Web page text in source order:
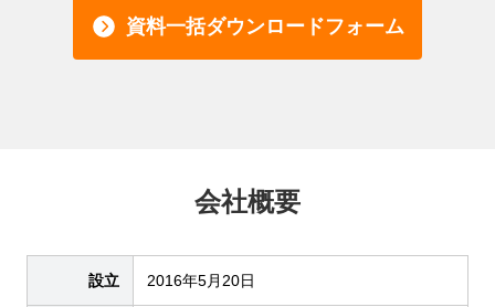
資料一括ダウンロードフォーム
会社概要
設立 2016年5月20日